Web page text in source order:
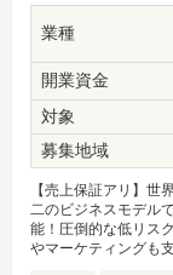
業種
開業資金
対象
募集地域
【売上保証アリ】世
二のビジネスモデル
能！圧倒的な低リス
やマーケティングも